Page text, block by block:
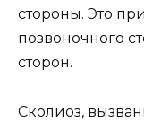
стороны. Это
позвоночного
сторон.
Сколиоз,